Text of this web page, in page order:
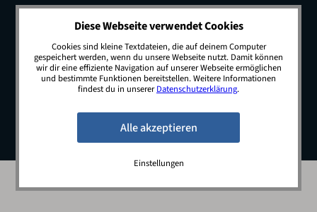
© 2026 JobSwop.io · All rights reserved.
Blog Jobs Newsletter
Kontakt
Preise
Impressum Datenschutz
Diese Webseite verwendet Cookies
Cookies sind kleine Textdateien, die auf deinem Computer
gespeichert werden, wenn du unsere Webseite nutzt. Damit können
wir dir eine effiziente Navigation auf unserer Webseite ermöglichen
und bestimmte Funktionen bereitstellen. Weitere Informationen
findest du in unsererDatenschutzerklärung.
Einstellungen